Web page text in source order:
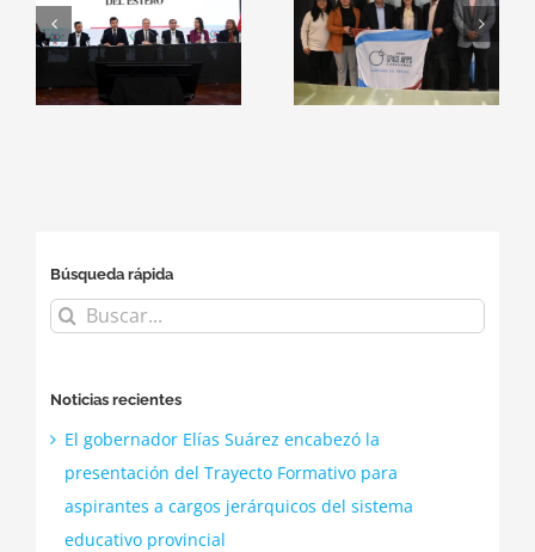
sede oficial del
NASA Space
Apps
ITSE
consolidan
alianzas con
Búsqueda rápida
Buscar:
Noticias recientes
El gobernador Elías Suárez encabezó la
presentación del Trayecto Formativo para
aspirantes a cargos jerárquicos del sistema
educativo provincial